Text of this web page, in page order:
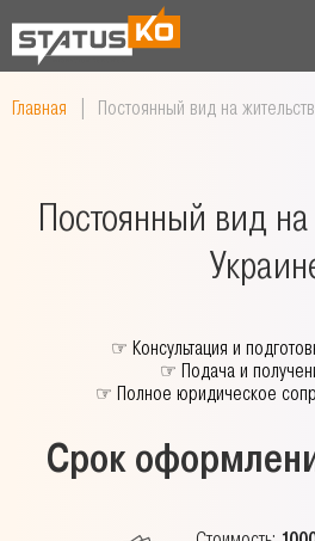
Главная Постоянный вид на
Постоянный вид на
☞ Консультация и
☞ Подача и
☞ Полное юридическое
Срок